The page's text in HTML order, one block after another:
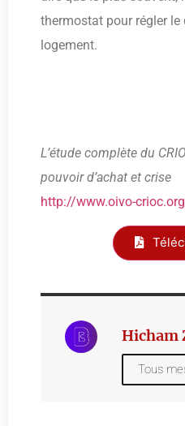
thermostat pour régler
logement.
L’étude complète du
pouvoir d’achat et crise
http://www.oivo-
Hicham
Tous